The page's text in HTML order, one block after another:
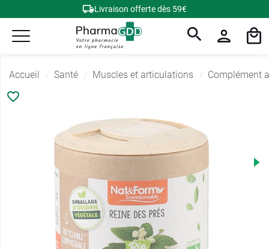
Livraison offerte dès 59€
Accueil Santé Muscles et articulations Complément